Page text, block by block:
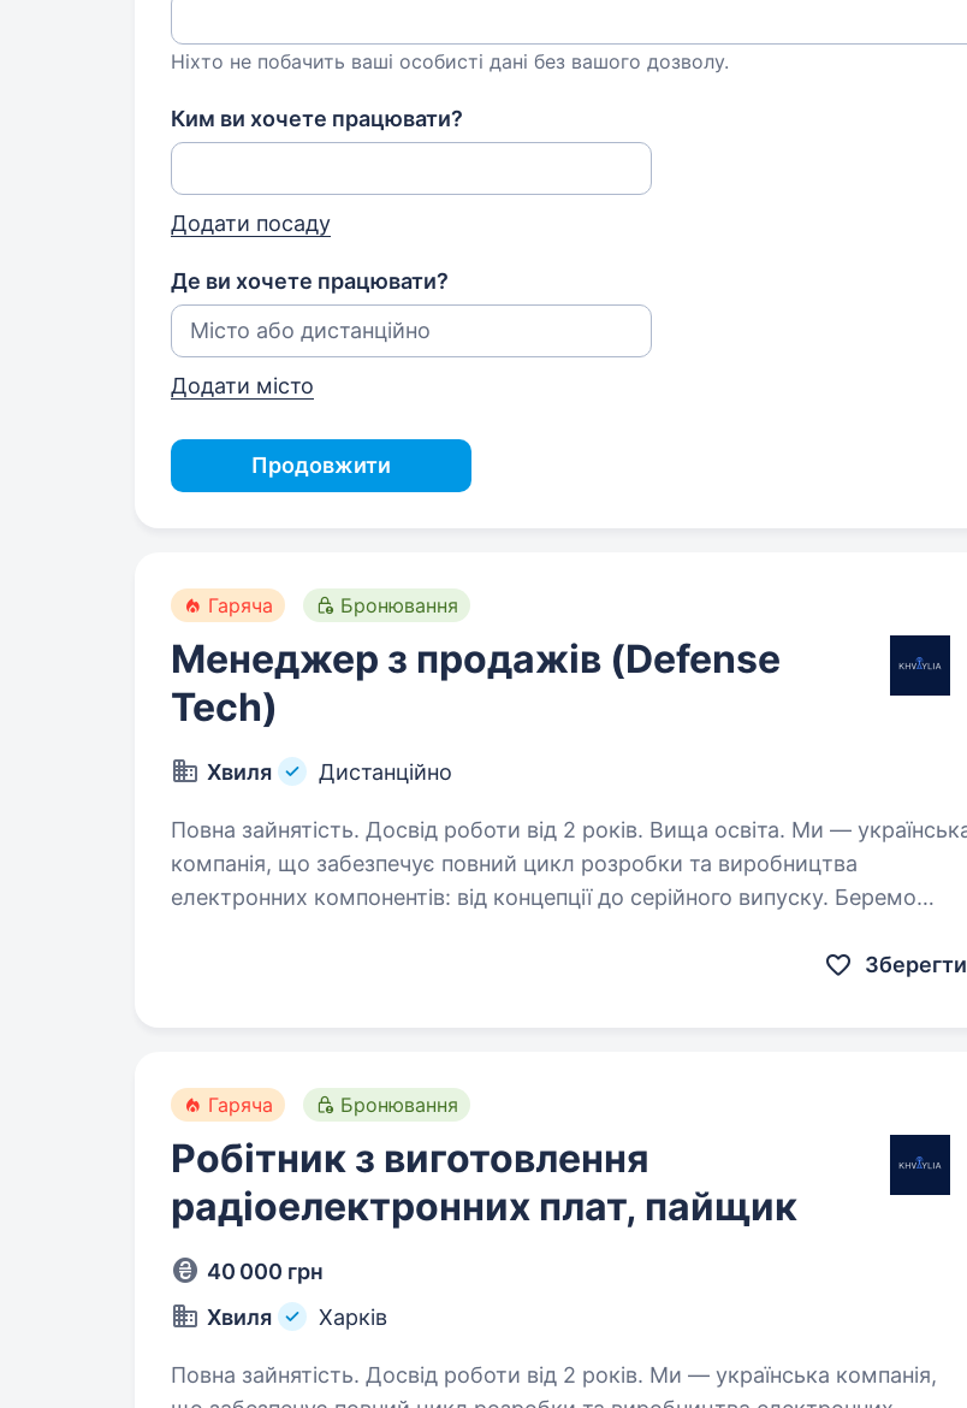
Ніхто не побачить ваші особисті дані без вашого дозволу.
Ким ви хочете працювати?
Додати посаду
Де ви хочете працювати?
Додати місто
Продовжити
Гаряча Бронювання
Менеджер з продажів (Defense
Tech)
Хвиля Дистанційно
Повна зайнятість. Досвід роботи від 2 років. Вища освіта. Ми — українська
компанія, що забезпечує повний цикл розробки та виробництва
електронних компонентів: від концепції до серійного випуску. Беремо
Зберегти
Гаряча Бронювання
Робітник з виготовлення
радіоелектронних плат, пайщик
40 000 грн
Хвиля
Харків
Повна зайнятість. Досвід роботи від 2 років. Ми — українська компанія,